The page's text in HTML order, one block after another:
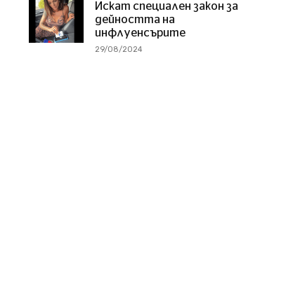
Искат специален закон за
дейността на
инфлуенсърите
29/08/2024